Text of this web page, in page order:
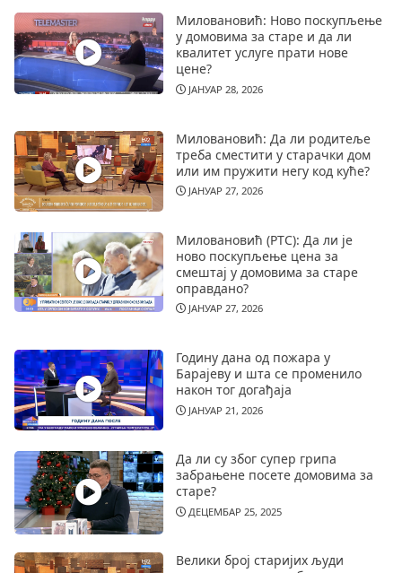
Миловановић: Ново поскупљење
у домовима за старе и да ли
квалитет услуге прати нове
цене?
ЈАНУАР 28, 2026
Миловановић: Да ли родитеље
треба сместити у старачки дом
или им пружити негу код куће?
ЈАНУАР 27, 2026
Миловановић (РТС): Да ли је
ново поскупљење цена за
смештај у домовима за старе
оправдано?
ЈАНУАР 27, 2026
Годину дана од пожара у
Барајеву и шта се променило
након тог догађаја
ЈАНУАР 21, 2026
Да ли су због супер грипа
забрањене посете домовима за
старе?
ДЕЦЕМБАР 25, 2025
Велики број старијих људи